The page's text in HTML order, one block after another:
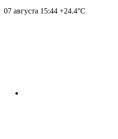
07 августа 15:44 +24.4°С